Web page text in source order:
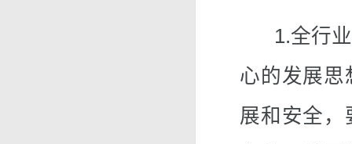
1.全行业
心的发展思
展和安全